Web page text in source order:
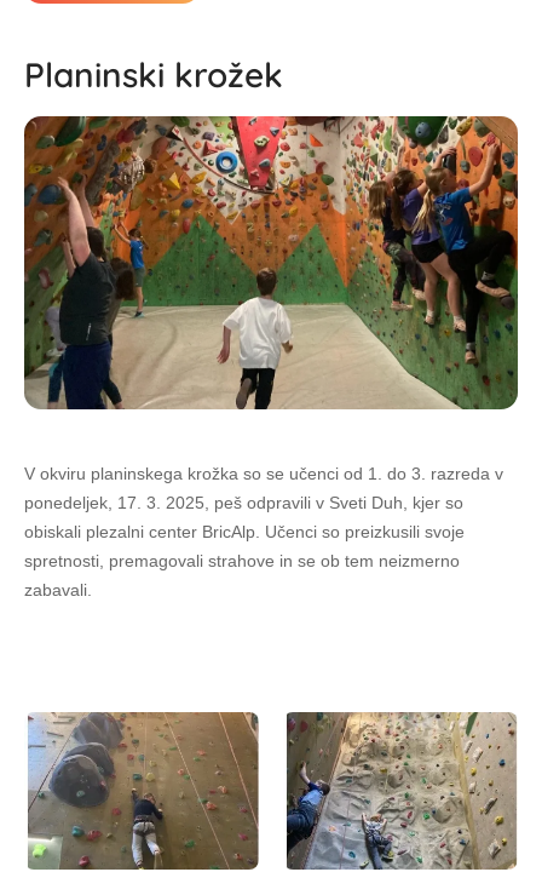
Planinski krožek
V okviru planinskega krožka so se učenci od 1. do 3. razreda v
ponedeljek, 17. 3. 2025, peš odpravili v Sveti Duh, kjer so
obiskali plezalni center BricAlp. Učenci so preizkusili svoje
spretnosti, premagovali strahove in se ob tem neizmerno
zabavali.